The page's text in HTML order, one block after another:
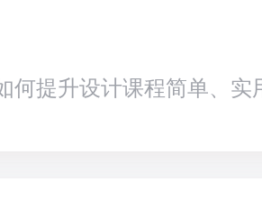
何提升设计课程简单、实